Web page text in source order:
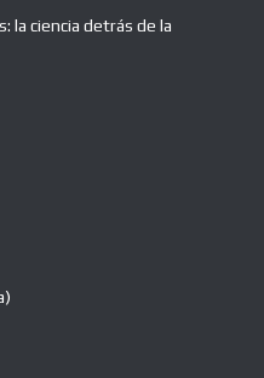
la ciencia detrás de la